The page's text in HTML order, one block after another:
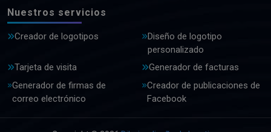
Nuestros servicios
Creador de logotipos
Diseño de logotipo
personalizado
Tarjeta de visita
Generador de facturas
Generador de firmas de
correo electrónico
Creador de publicaciones de
Facebook